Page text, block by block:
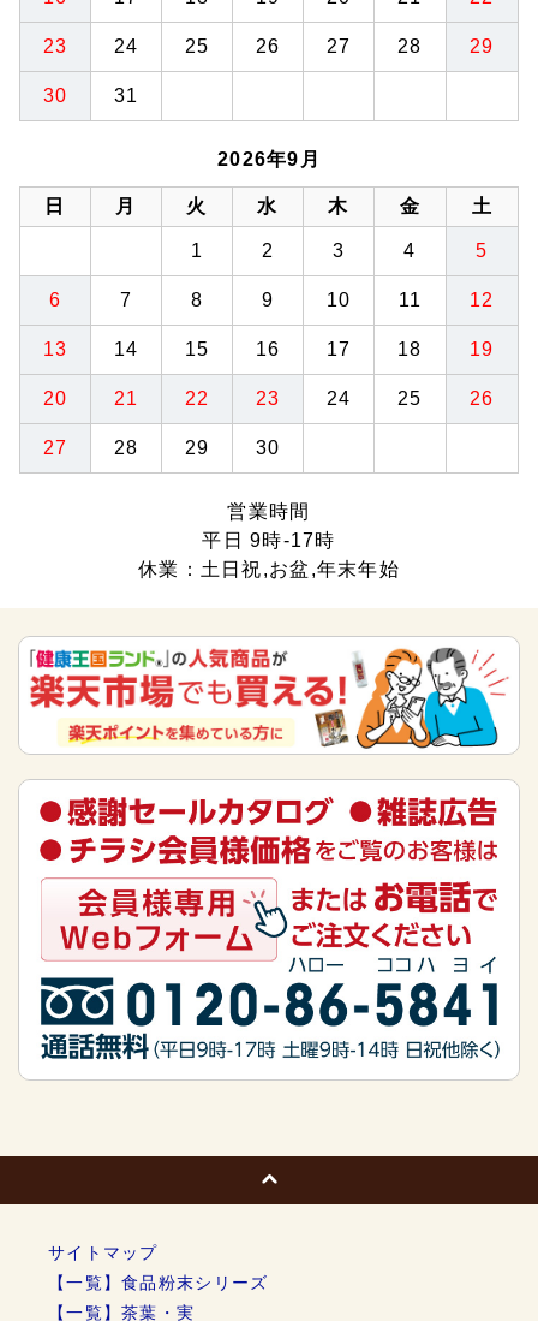
23 24 25 26 27 28 29
30 31
2026年9月
日 月 火 水 木 金 土
1 2 3 4 5
6 7 8 9 10 11 12
13 14 15 16 17 18 19
20 21 22 23 24 25 26
27 28 29 30
営業時間
平日 9時-17時
休業：土日祝,お盆,年末年始
サイトマップ
【一覧】食品粉末シリーズ
【一覧】茶葉・実